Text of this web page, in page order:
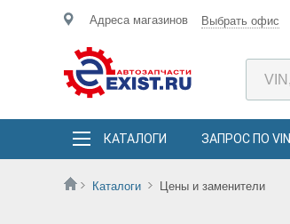
Адреса магазинов Выбрать офис
КАТАЛОГИ ЗАПРОС ПО VIN
Каталоги Цены и заменители